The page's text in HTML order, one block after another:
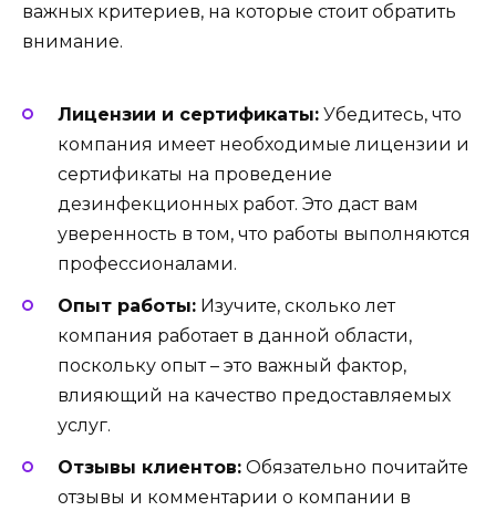
важных критериев, на которые стоит обратить
внимание.
Лицензии и сертификаты: Убедитесь, что
компания имеет необходимые лицензии и
сертификаты на проведение
дезинфекционных работ. Это даст вам
уверенность в том, что работы выполняются
профессионалами.
Опыт работы: Изучите, сколько лет
компания работает в данной области,
поскольку опыт – это важный фактор,
влияющий на качество предоставляемых
услуг.
Отзывы клиентов: Обязательно почитайте
отзывы и комментарии о компании в